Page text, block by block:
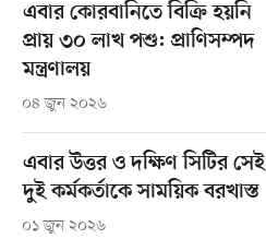
এবার কোরবানিতে বিক্রি হয়নি
প্রায় ৩০ লাখ পশু: প্রাণিসম্পদ
মন্ত্রণালয়
০৪ জুন ২০২৬
এবার উত্তর ও দক্ষিণ সিটির সেই
দুই কর্মকর্তাকে সাময়িক বরখাস্ত
০১ জুন ২০২৬